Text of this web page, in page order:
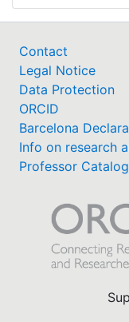
Contact
Legal Notice
Data Protection
ORCID
Barcelona
Info on research
Professor